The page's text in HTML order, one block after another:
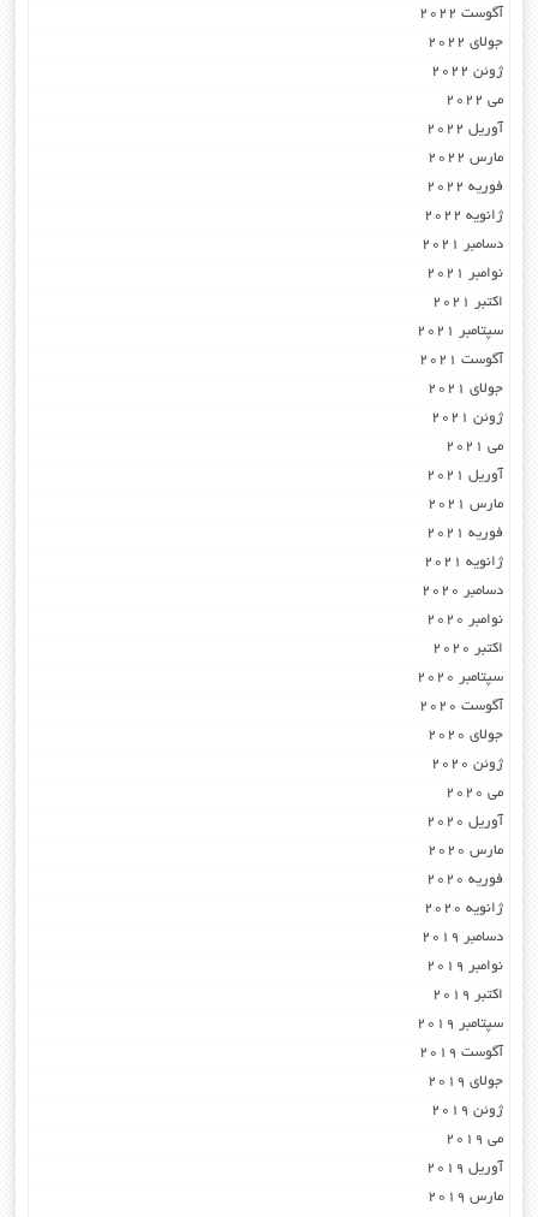
آگوست 2022
جولای 2022
ژوئن 2022
می 2022
آوریل 2022
مارس 2022
فوریه 2022
ژانویه 2022
دسامبر 2021
نوامبر 2021
اکتبر 2021
سپتامبر 2021
آگوست 2021
جولای 2021
ژوئن 2021
می 2021
آوریل 2021
مارس 2021
فوریه 2021
ژانویه 2021
دسامبر 2020
نوامبر 2020
اکتبر 2020
سپتامبر 2020
آگوست 2020
جولای 2020
ژوئن 2020
می 2020
آوریل 2020
مارس 2020
فوریه 2020
ژانویه 2020
دسامبر 2019
نوامبر 2019
اکتبر 2019
سپتامبر 2019
آگوست 2019
جولای 2019
ژوئن 2019
می 2019
آوریل 2019
مارس 2019